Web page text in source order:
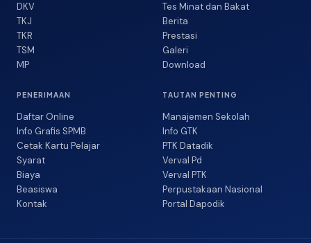
DKV
TKJ
TKR
TSM
MP
Tes Minat dan Bakat
Berita
Prestasi
Galeri
Download
PENERIMAAN
Daftar Online
Info Grafis SPMB
Cetak Kartu Pelajar
Syarat
Biaya
Beasiswa
Kontak
TAUTAN PENTING
Manajemen Sekolah
Info GTK
PTK Datadik
Verval Pd
Verval PTK
Perpustakaan Nasional
Portal Dapodik